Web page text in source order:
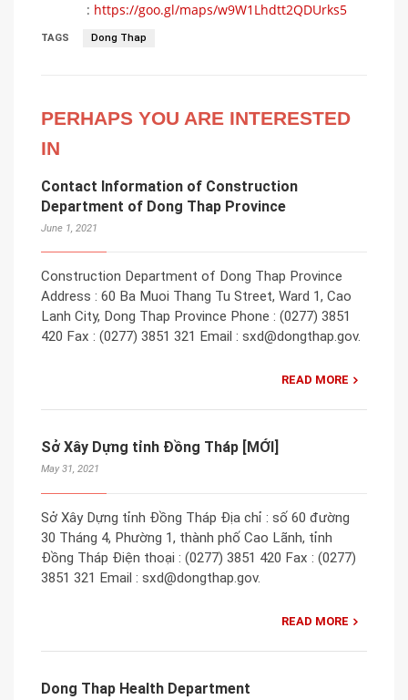
: https://goo.gl/maps/w9W1Lhdtt2QDUrks5
TAGS Dong Thap
PERHAPS YOU ARE INTERESTED
IN
Contact Information of Construction
Department of Dong Thap Province
June 1, 2021
Construction Department of Dong Thap Province
Address : 60 Ba Muoi Thang Tu Street, Ward 1, Cao
Lanh City, Dong Thap Province Phone : (0277) 3851
420 Fax : (0277) 3851 321 Email : sxd@dongthap.gov.
READ MORE
Sở Xây Dựng tỉnh Đồng Tháp [MỚI]
May 31, 2021
Sở Xây Dựng tỉnh Đồng Tháp Địa chỉ : số 60 đường
30 Tháng 4, Phường 1, thành phố Cao Lãnh, tỉnh
Đồng Tháp Điện thoại : (0277) 3851 420 Fax : (0277)
3851 321 Email : sxd@dongthap.gov.
READ MORE
Dong Thap Health Department